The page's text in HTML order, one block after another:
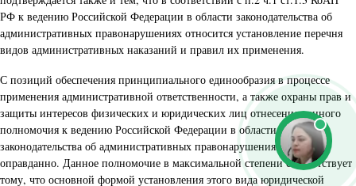
РФ к ведению Российской Федерации в области законодательства об
административных правонарушениях относится установление перечня
видов административных наказаний и правил их применения.
С позиций обеспечения принципиального единообразия в процессе
применения административной ответственности, а также охраны прав и
защиты интересов физических и юридических лиц отнесение данного
полномочия к ведению Российской Федерации в области
законодательства об административных правонарушениях вполне
оправданно. Данное полномочие в максимальной степени соответствует
тому, что основной формой установления этого вида юридической